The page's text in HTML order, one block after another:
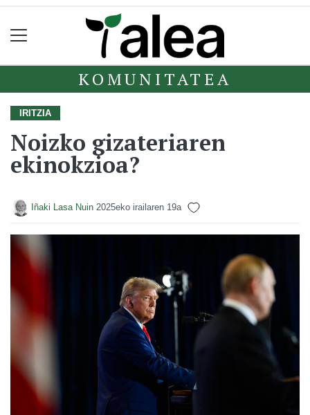
KOMUNITATEA
IRITZIA
Noizko gizateriaren
ekinokzioa?
Iñaki Lasa Nuin 2025eko irailaren 19a